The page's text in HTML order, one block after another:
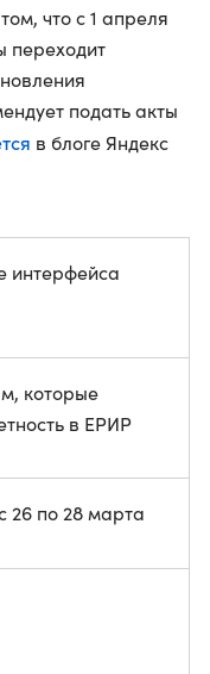
что с 1 апреля
переходит
подать акты
в блоге Яндекс
интерфейса
которые
в ЕРИР
26 по 28 марта